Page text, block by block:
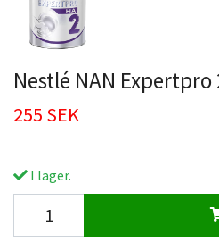
Nestlé NAN Expertpro
255 SEK
I lager.